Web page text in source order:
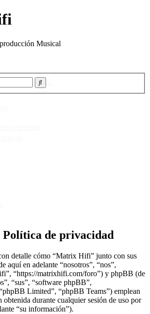
Musical
Buscar
de privacidad
detalle cómo “Matrix Hifi” junto con sus
aquí en adelante “nosotros”, “nos”,
“https://matrixhifi.com/foro”) y phpBB (de
“sus”, “software phpBB”,
Limited”, “phpBB Teams”) emplean
durante cualquier sesión de uso por
“su información”).